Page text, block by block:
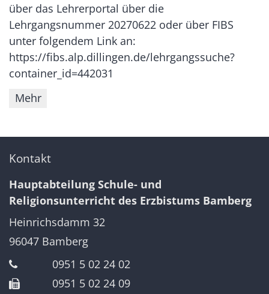
über das Lehrerportal über die
Lehrgangsnummer 20270622 oder über FIBS
unter folgendem Link an:
https://fibs.alp.dillingen.de/lehrgangssuche?
container_id=442031
Mehr
Kontakt
Hauptabteilung Schule- und
Religionsunterricht des Erzbistums Bamberg
Heinrichsdamm 32
96047 Bamberg
0951 5 02 24 02
0951 5 02 24 09